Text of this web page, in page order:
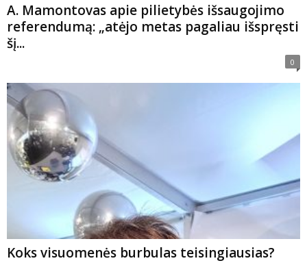
A. Mamontovas apie pilietybės išsaugojimo
referendumą: „atėjo metas pagaliau išspręsti
šį...
0
Koks visuomenės burbulas teisingiausias?